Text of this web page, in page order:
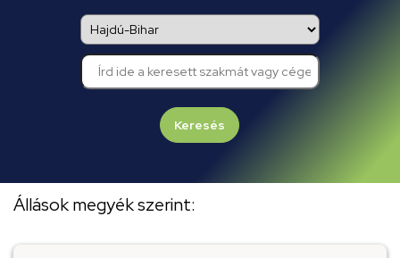
Keresés
Állások megyék szerint: